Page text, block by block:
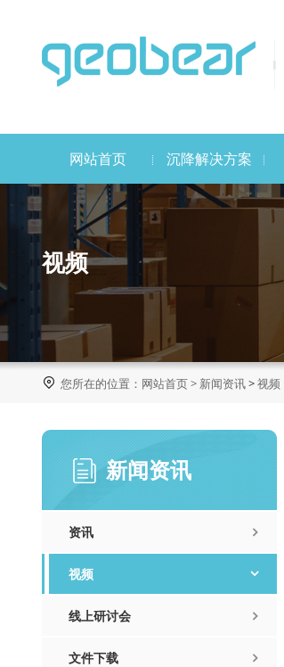
网站首页 沉降解决方案
视频
 您所在的位置： 网站首页> 新闻资讯>视频
新闻资讯
资讯
视频
线上研讨会
文件下载